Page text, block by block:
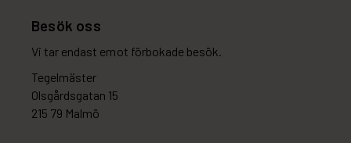
Besök oss
Vi tar endast emot förbokade besök.
Tegelmäster
Olsgårdsgatan 15
215 79 Malmö